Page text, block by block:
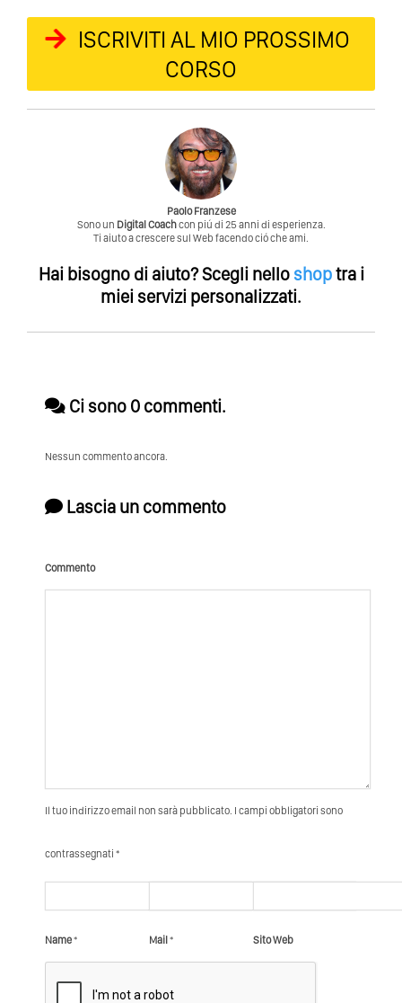
ISCRIVITI AL MIO PROSSIMO
CORSO
Paolo Franzese
Sono un Digital Coachcon piú di 25 anni di esperienza.
Ti aiuto a crescere sul Web facendo ció che ami.
Hai bisogno di aiuto?Scegli nello shoptra i
miei servizi personalizzati.
Ci sono 0 commenti.
Nessun commento ancora.
Lascia un commento
Commento
Il tuo indirizzo email non sarà pubblicato. I campi obbligatori sono
contrassegnati *
Name* Mail* Sito Web